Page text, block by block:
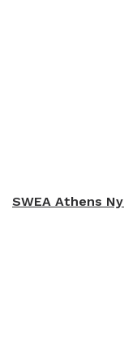
SWEA Athens